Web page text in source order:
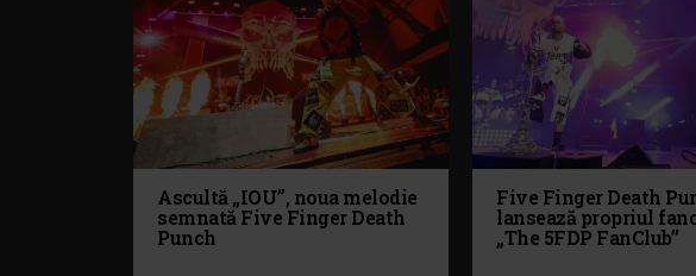
Ascultă „IOU”, noua melodie
semnată Five Finger Death
Punch
Five Finger Death
lansează propriul
„The 5FDP FanClub”